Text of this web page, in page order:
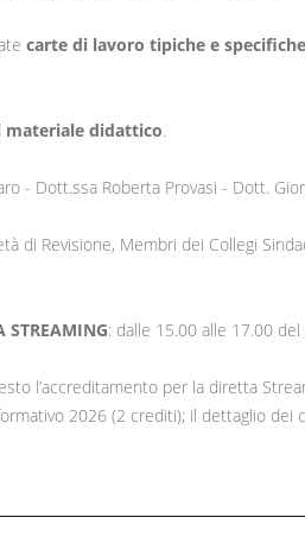
carte di lavoro tipiche e
didattico.
- Dott.ssa Roberta Provasi - Dott.
di Revisione, Membri dei Collegi
STREAMING: dalle 15.00 alle 17.00
l’accreditamento per la diretta
2026 (2 crediti); il dettaglio dei